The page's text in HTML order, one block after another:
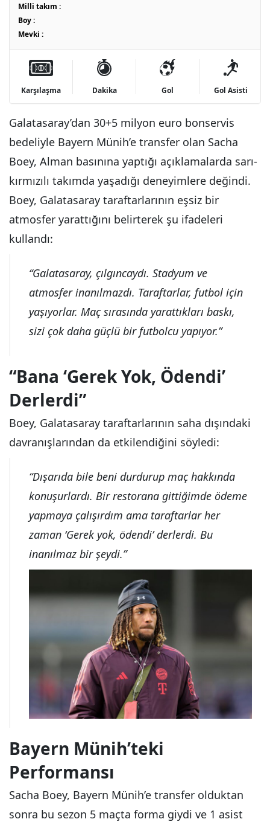
Milli takım :
Boy :
Mevki :
Karşılaşma Dakika Gol Gol Asisti
Galatasaray’dan 30+5 milyon euro bonservis
bedeliyle Bayern Münih’e transfer olan Sacha
Boey, Alman basınına yaptığı açıklamalarda sarı-
kırmızılı takımda yaşadığı deneyimlere değindi.
Boey, Galatasaray taraftarlarının eşsiz bir
atmosfer yarattığını belirterek şu ifadeleri
kullandı:
“Galatasaray, çılgıncaydı. Stadyum ve
atmosfer inanılmazdı. Taraftarlar, futbol için
yaşıyorlar. Maç sırasında yarattıkları baskı,
sizi çok daha güçlü bir futbolcu yapıyor.”
“Bana ‘Gerek Yok, Ödendi’
Derlerdi”
Boey, Galatasaray taraftarlarının saha dışındaki
davranışlarından da etkilendiğini söyledi:
“Dışarıda bile beni durdurup maç hakkında
konuşurlardı. Bir restorana gittiğimde ödeme
yapmaya çalışırdım ama taraftarlar her
zaman ‘Gerek yok, ödendi’ derlerdi. Bu
inanılmaz bir şeydi.”
Bayern Münih’teki
Performansı
Sacha Boey, Bayern Münih’e transfer olduktan
sonra bu sezon 5 maçta forma giydi ve 1 asist